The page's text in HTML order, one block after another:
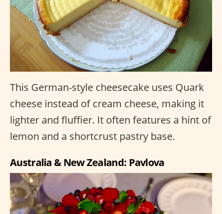
This German-style cheesecake uses Quark
cheese instead of cream cheese, making it
lighter and fluffier. It often features a hint of
lemon and a shortcrust pastry base.
Australia & New Zealand: Pavlova